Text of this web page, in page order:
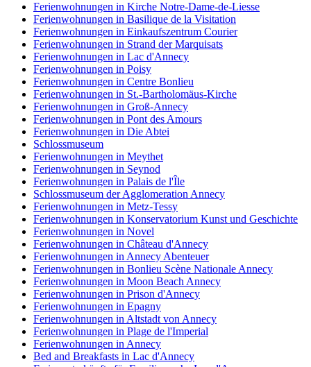
Ferienwohnungen in Kirche Notre-Dame-de-Liesse
Ferienwohnungen in Basilique de la Visitation
Ferienwohnungen in Einkaufszentrum Courier
Ferienwohnungen in Strand der Marquisats
Ferienwohnungen in Lac d'Annecy
Ferienwohnungen in Poisy
Ferienwohnungen in Centre Bonlieu
Ferienwohnungen in St.-Bartholomäus-Kirche
Ferienwohnungen in Groß-Annecy
Ferienwohnungen in Pont des Amours
Ferienwohnungen in Die Abtei
Schlossmuseum
Ferienwohnungen in Meythet
Ferienwohnungen in Seynod
Ferienwohnungen in Palais de l'Île
Schlossmuseum der Agglomeration Annecy
Ferienwohnungen in Metz-Tessy
Ferienwohnungen in Konservatorium Kunst und Geschichte
Ferienwohnungen in Novel
Ferienwohnungen in Château d'Annecy
Ferienwohnungen in Annecy Abenteuer
Ferienwohnungen in Bonlieu Scène Nationale Annecy
Ferienwohnungen in Moon Beach Annecy
Ferienwohnungen in Prison d'Annecy
Ferienwohnungen in Epagny
Ferienwohnungen in Altstadt von Annecy
Ferienwohnungen in Plage de l'Imperial
Ferienwohnungen in Annecy
Bed and Breakfasts in Lac d'Annecy